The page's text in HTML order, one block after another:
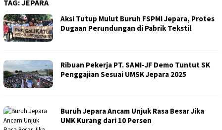
TAG:JEPARA
Aksi Tutup Mulut Buruh FSPMI Jepara, Protes
Dugaan Perundungan di Pabrik Tekstil
Ribuan Pekerja PT. SAMI-JF Demo Tuntut SK
Penggajian Sesuai UMSK Jepara 2025
Buruh Jepara Ancam Unjuk Rasa Besar Jika
UMK Kurang dari 10 Persen